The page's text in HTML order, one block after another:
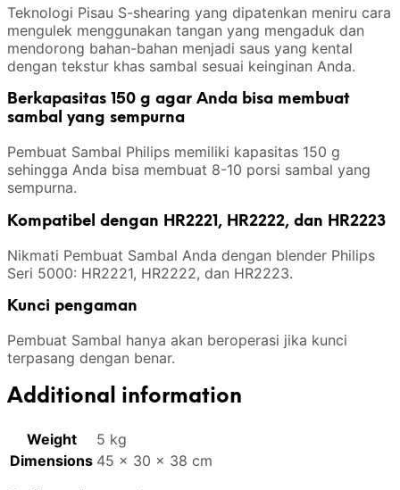
Teknologi Pisau S-shearing yang dipatenkan meniru cara
mengulek menggunakan tangan yang mengaduk dan
mendorong bahan-bahan menjadi saus yang kental
dengan tekstur khas sambal sesuai keinginan Anda.
Berkapasitas 150 g agar Anda bisa membuat
sambal yang sempurna
Pembuat Sambal Philips memiliki kapasitas 150 g
sehingga Anda bisa membuat 8-10 porsi sambal yang
sempurna.
Kompatibel dengan HR2221, HR2222, dan HR2223
Nikmati Pembuat Sambal Anda dengan blender Philips
Seri 5000: HR2221, HR2222, dan HR2223.
Kunci pengaman
Pembuat Sambal hanya akan beroperasi jika kunci
terpasang dengan benar.
Additional information
Weight
5 kg
Dimensions 45 × 30 × 38 cm